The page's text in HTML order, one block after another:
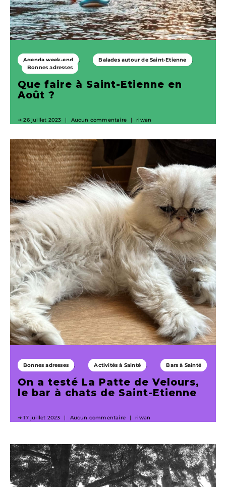
Agenda week-end
Balades autour de Saint-Etienne
Bonnes adresses
Que faire à Saint-Etienne en
Août ?
26 juillet 2023 Aucun commentaire riwan
Bonnes adresses Activités à Sainté Bars à Sainté
On a testé La Patte de Velours,
le bar à chats de Saint-Etienne
17 juillet 2023 Aucun commentaire riwan